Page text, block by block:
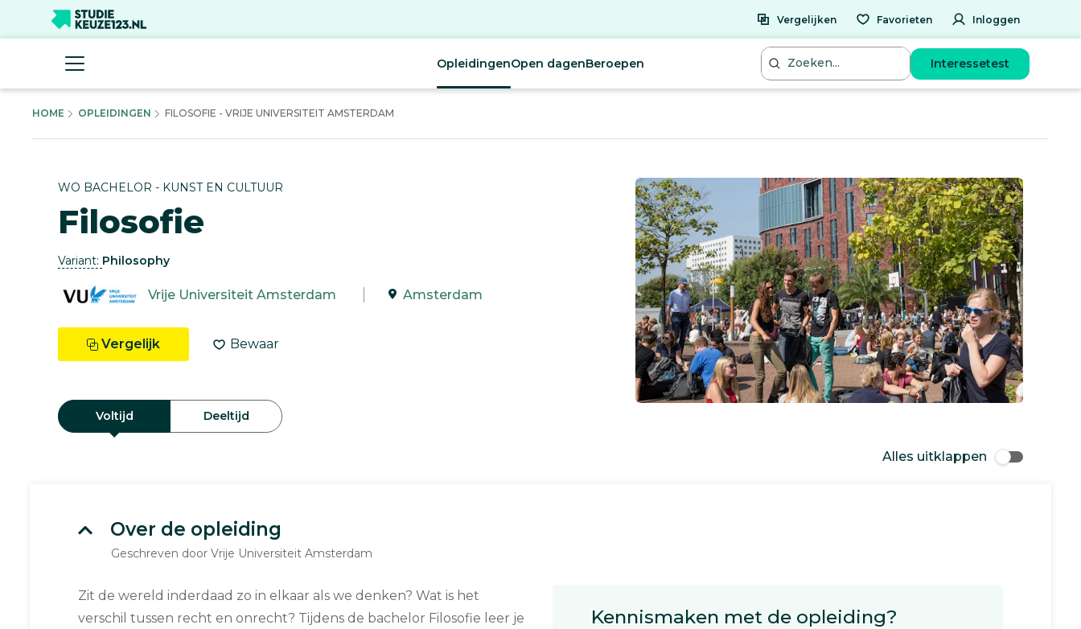
Vergelijken Favorieten Inloggen
OpleidingenOpen dagenBeroepen Interessetest
HOME OPLEIDINGEN FILOSOFIE - VRIJE UNIVERSITEIT AMSTERDAM
WO BACHELOR - KUNST EN CULTUUR
Filosofie
Variant: Philosophy
Vrije Universiteit Amsterdam Amsterdam
Vergelijk Bewaar
Voltijd Deeltijd
Alles uitklappen
Over de opleiding
Geschreven door Vrije Universiteit Amsterdam
Zit de wereld inderdaad zo in elkaar als we denken? Wat is het
verschil tussen recht en onrecht? Tijdens de bachelor Filosofie leer je
Kennismaken met de opleiding?